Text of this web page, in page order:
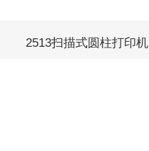
2513扫描式圆柱打印机